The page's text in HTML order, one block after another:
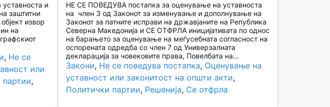
и
заштитни
извор
на
, Не се
или
партии
НЕ СЕ ПОВЕДУВА постапка за оценување на уставноста
на член 3 од Законот за изменување и дополнување на
Законот за патните исправи на државјаните на Република
Северна Македонија и СЕ ОТФРЛА иницијативата по однос
на барањето за оценување на меѓусебната согласност на
оспорената одредба со член 7 од Универзалната
декларација за човековите права, Повелбата на…
Закони, Не се поведува постапка, Оценување на
уставност или законитост на општи акти
Политички партии, Решенија, Се отфрла